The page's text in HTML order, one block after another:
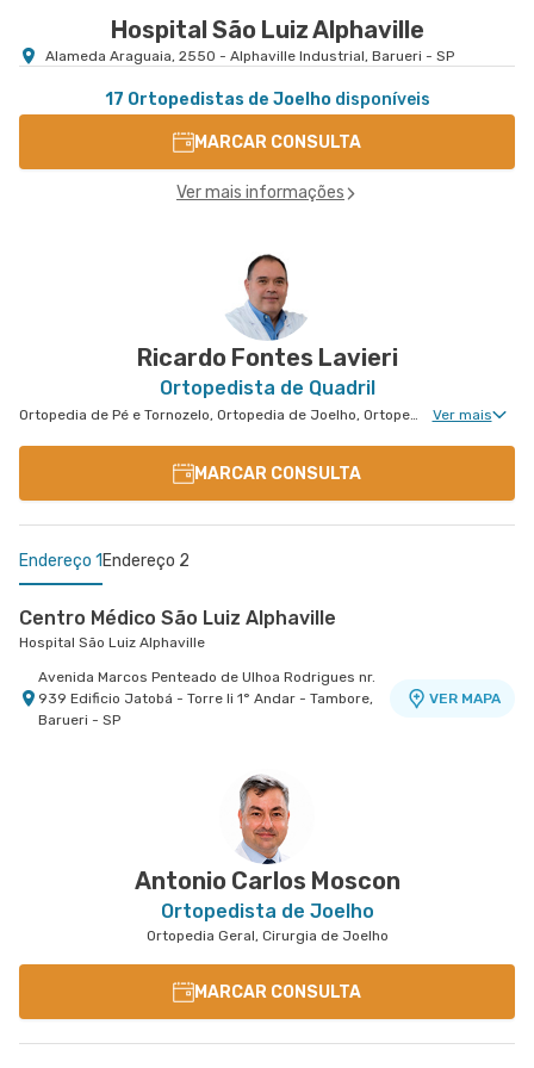
Hospital São Luiz Alphaville
Alameda Araguaia, 2550 - Alphaville Industrial, Barueri - SP
17 Ortopedistas de Joelhodisponíveis
MARCAR CONSULTA
Ver mais informações
Ricardo Fontes Lavieri
Ortopedista de Quadril
Ortopedia de Pé e Tornozelo, Ortopedia de Joelho, Ortopedia Geral, Ortopedia Tratamento de Mieloma Múltiplo, Cirurgia de Punho, Ortopedia Oncológica, Ortopedia de Punho, Ortopedia de Cotovelo, Cirurgia de Cotovelo, Cirurgia de Quadril, Cirurgia de Pé e Tornozelo Ver mais
MARCAR CONSULTA
Endereço 1 Endereço 2
Centro Médico São Luiz Alphaville
Hospital São Luiz Alphaville
Avenida Marcos Penteado de Ulhoa Rodrigues nr.
939 Edificio Jatobá - Torre Ii 1° Andar - Tambore,
Barueri - SP
VER MAPA
Rua Virginia Crivilari nr. 334 - Centro, Osasco -
Antonio Carlos Moscon
Ortopedista de Joelho
Ortopedia Geral, Cirurgia de Joelho
MARCAR CONSULTA